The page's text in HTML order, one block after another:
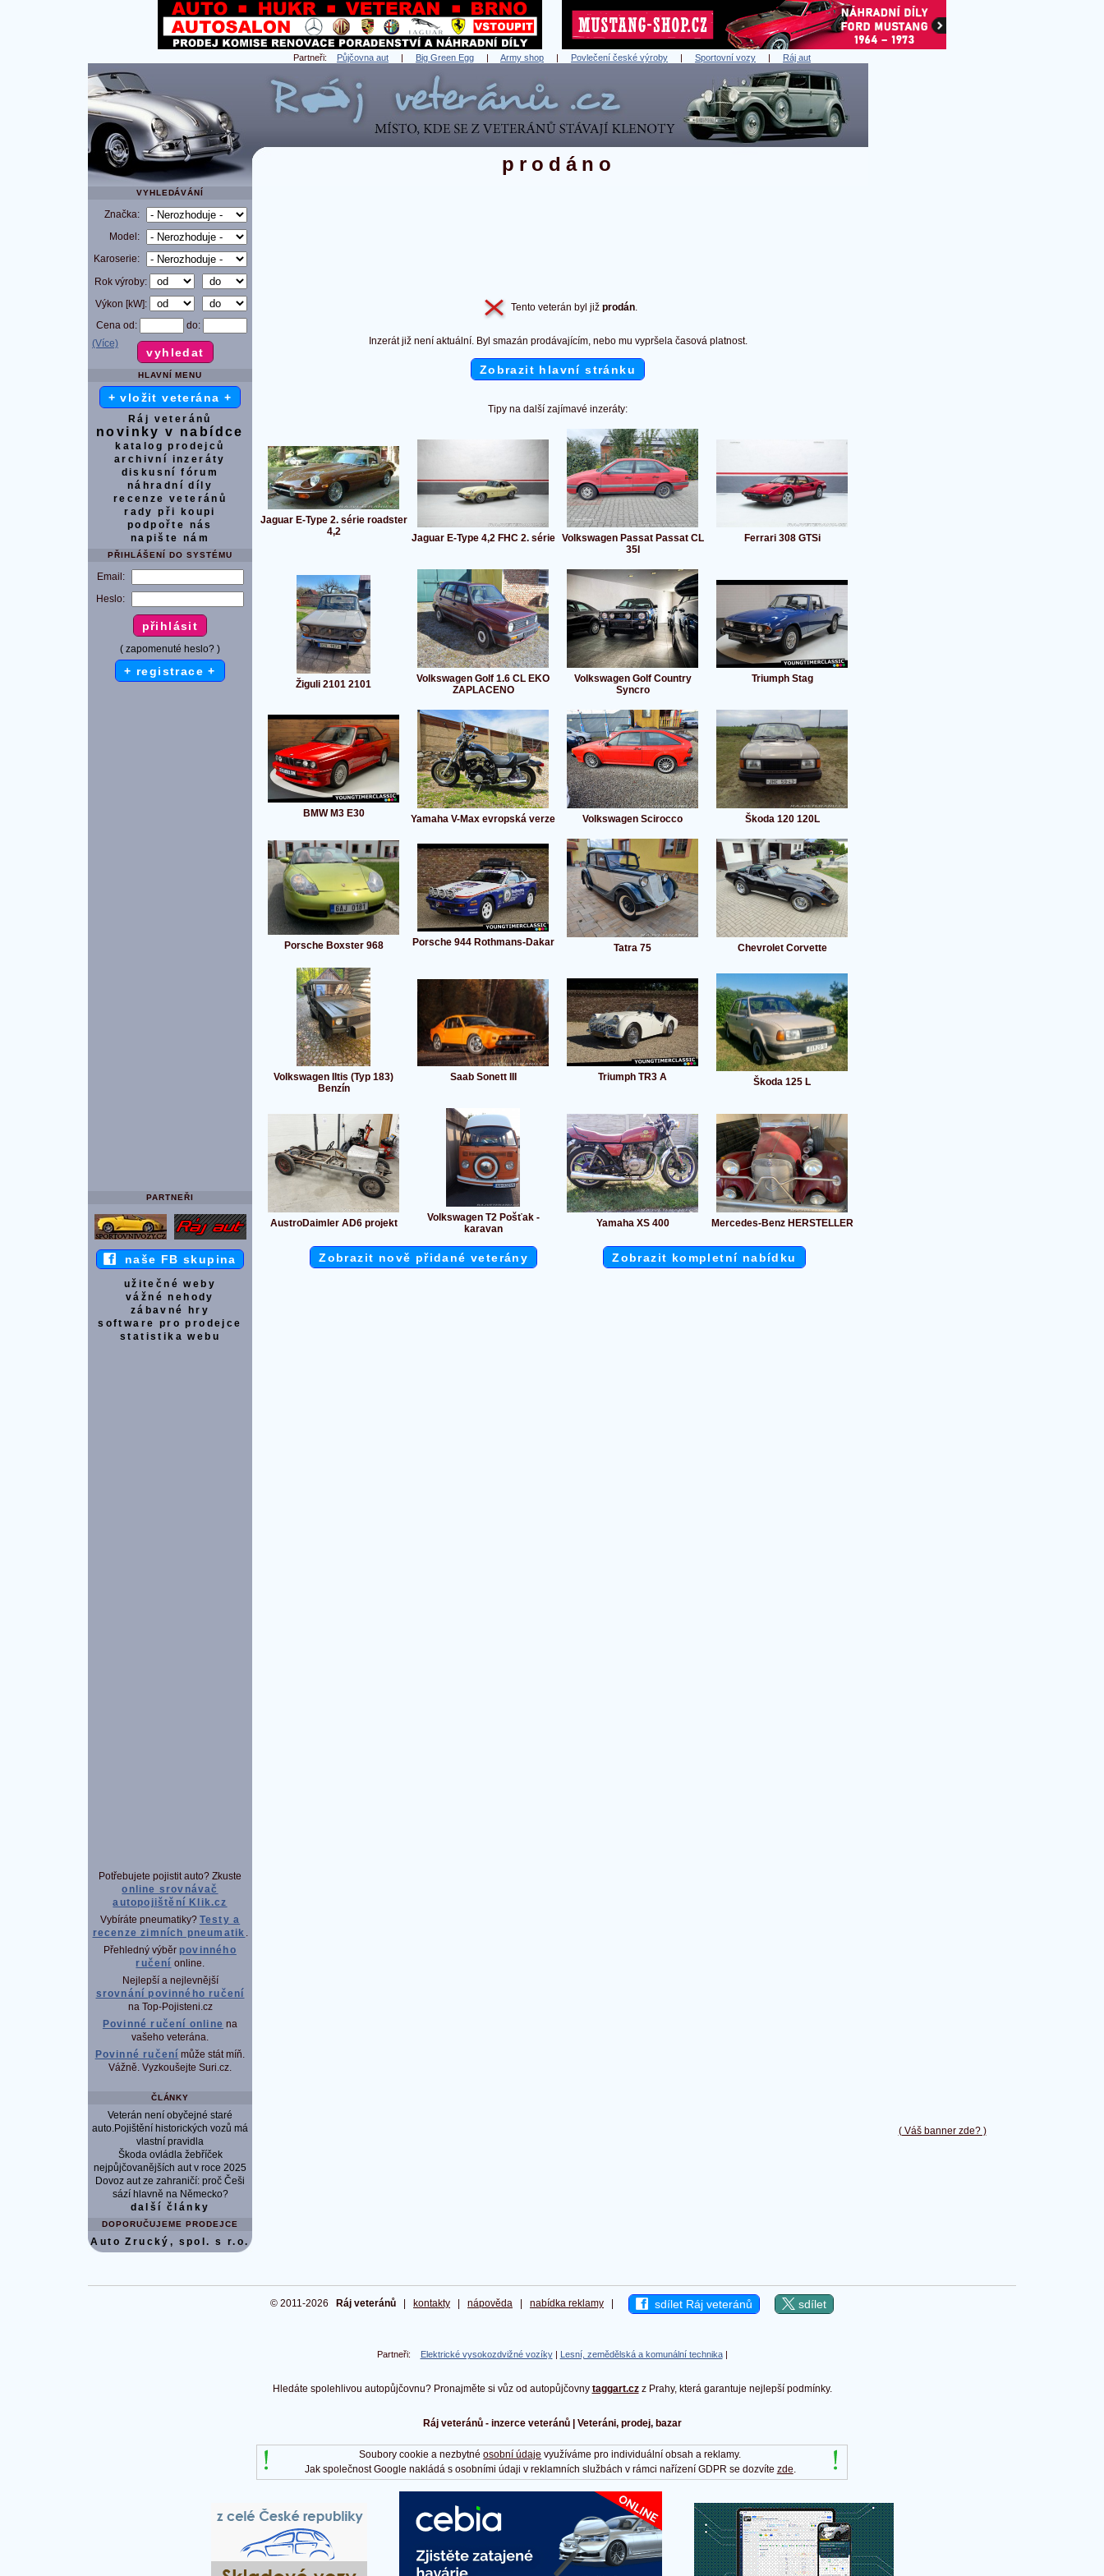
Partneři: Půjčovna aut | Big Green Egg | Army shop | Povlečení české výroby | Sportovní vozy | Ráj aut
( Váš banner zde? )
prodáno
VYHLEDÁVÁNÍ
Značka:
Model:
Karoserie:
Rok výroby:
Výkon [kW]:
Cena od:
do:
(Více)
HLAVNÍ MENU
+ vložit veterána +
Ráj veteránů
novinky v nabídce
katalog prodejců
archivní inzeráty
diskusní fórum
náhradní díly
recenze veteránů
rady při koupi
podpořte nás
napište nám
PŘIHLÁŠENÍ DO SYSTÉMU
Email:
Heslo:
( zapomenuté heslo? )
+ registrace +
PARTNEŘI
naše FB skupina
užitečné weby
vážné nehody
zábavné hry
software pro prodejce
statistika webu
Potřebujete pojistit auto? Zkuste
online srovnávač
autopojištění Klik.cz
Vybíráte pneumatiky? Testy a
recenze zimních pneumatik .
Přehledný výběr povinného
ručení online.
Nejlepší a nejlevnější
srovnání povinného ručení
na Top-Pojisteni.cz
Povinné ručení online na
vašeho veterána.
Povinné ručení může stát míň.
Vážně. Vyzkoušejte Suri.cz.
ČLÁNKY
Veterán není obyčejné staré
auto.Pojištění historických vozů má
vlastní pravidla
Škoda ovládla žebříček
nejpůjčovanějších aut v roce 2025
Dovoz aut ze zahraničí: proč Češi
sází hlavně na Německo?
další články
DOPORUČUJEME PRODEJCE
Auto Zrucký, spol. s r.o.
Tento veterán byl již prodán.
Inzerát již není aktuální. Byl smazán prodávajícím, nebo mu vypršela časová platnost.
Zobrazit hlavní stránku
Tipy na další zajímavé inzeráty:
Jaguar E-Type 2. série roadster
4,2
Jaguar E-Type 4,2 FHC 2. série
Volkswagen Passat Passat CL
35I
Ferrari 308 GTSi
Žiguli 2101 2101
Volkswagen Golf 1.6 CL EKO
ZAPLACENO
Volkswagen Golf Country
Syncro
Triumph Stag
BMW M3 E30 Yamaha V-Max evropská verze Volkswagen Scirocco Škoda 120 120L
Porsche Boxster 968 Porsche 944 Rothmans-Dakar Tatra 75 Chevrolet Corvette
Volkswagen Iltis (Typ 183)
Benzín
Saab Sonett III Triumph TR3 A Škoda 125 L
AustroDaimler AD6 projekt
Volkswagen T2 Pošťak -
karavan
Yamaha XS 400 Mercedes-Benz HERSTELLER
Zobrazit nově přidané veterány Zobrazit kompletní nabídku
© 2011-2026 Ráj veteránů kontakty nápověda nabídka reklamy sdílet Ráj veteránů sdílet
Partneři: Elektrické vysokozdvižné vozíky| Lesní, zemědělská a komunální technika|
Hledáte spolehlivou autopůjčovnu? Pronajměte si vůz od autopůjčovny taggart.czz Prahy, která garantuje nejlepší podmínky.
Ráj veteránů - inzerce veteránů | Veteráni, prodej, bazar
Soubory cookie a nezbytnéosobní údaje využíváme pro individuální obsah a reklamy.
Jak společnost Google nakládá s osobními údaji v reklamních službách v rámci nařízení GDPR se dozvíte zde.